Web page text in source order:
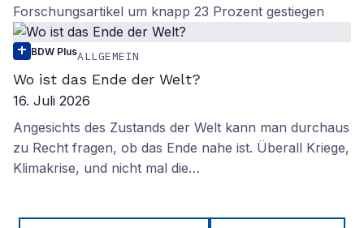
Forschungsartikel um knapp 23 Prozent gestiegen
BDW PlusALLGEMEIN
Wo ist das Ende der Welt?
16. Juli 2026
Angesichts des Zustands der Welt kann man durchaus
zu Recht fragen, ob das Ende nahe ist. Überall Kriege,
Klimakrise, und nicht mal die…